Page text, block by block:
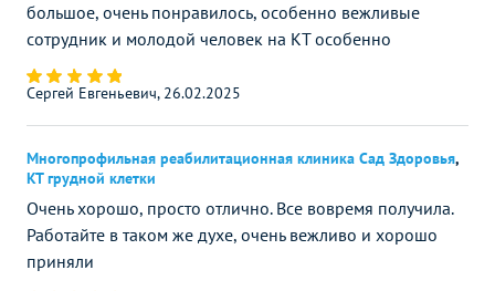
большое, очень понравилось, особенно вежливые
сотрудник и молодой человек на КТ особенно
Сергей Евгеньевич, 26.02.2025
Многопрофильная реабилитационная клиника Сад Здоровья,
КТ грудной клетки
Очень хорошо, просто отлично. Все вовремя получила.
Работайте в таком же духе, очень вежливо и хорошо
приняли